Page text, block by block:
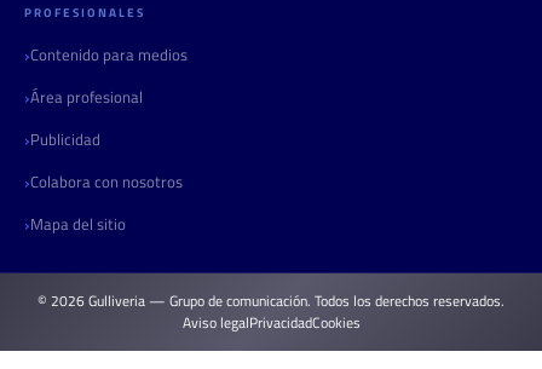
PROFESIONALES
Contenido para medios
Área profesional
Publicidad
Colabora con nosotros
Mapa del sitio
© 2026 Gulliveria — Grupo de comunicación. Todos los derechos reservados.
Aviso legalPrivacidadCookies